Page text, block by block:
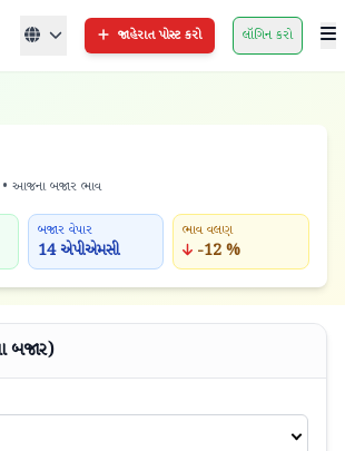
જાહેરાત પોસ્ટ કરો લૉગિન કરો
• આજના બજાર ભાવ
બજાર વેપાર
14 એપીએમસી
ભાવ વલણ
-12 %
બજાર)